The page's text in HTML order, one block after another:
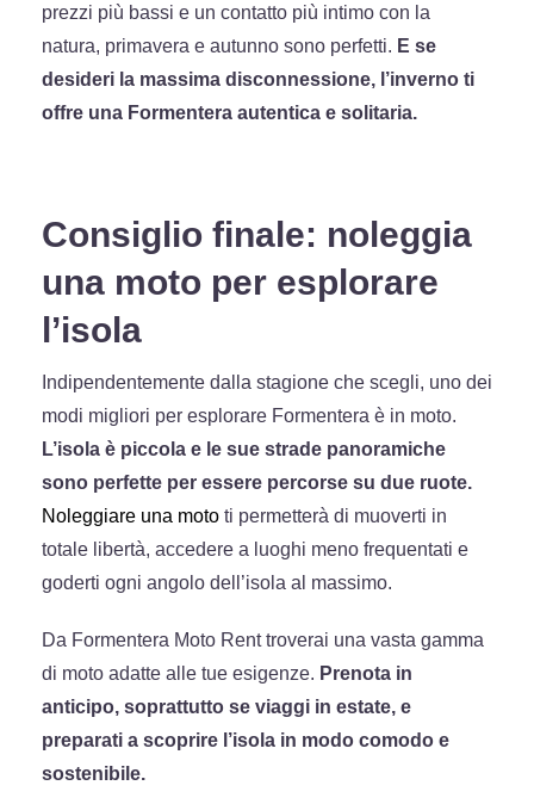
prezzi più bassi e un contatto più intimo con la
natura, primavera e autunno sono perfetti. E se
desideri la massima disconnessione, l’inverno ti
offre una Formentera autentica e solitaria.
Consiglio finale: noleggia
una moto per esplorare
l’isola
Indipendentemente dalla stagione che scegli, uno dei
modi migliori per esplorare Formentera è in moto.
L’isola è piccola e le sue strade panoramiche
sono perfette per essere percorse su due ruote.
Noleggiare una moto ti permetterà di muoverti in
totale libertà, accedere a luoghi meno frequentati e
goderti ogni angolo dell’isola al massimo.
Da Formentera Moto Rent troverai una vasta gamma
di moto adatte alle tue esigenze. Prenota in
anticipo, soprattutto se viaggi in estate, e
preparati a scoprire l’isola in modo comodo e
sostenibile.